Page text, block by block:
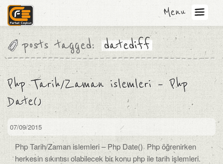
Menu
posts tagged: datediff
Php Tarih/Zaman islemleri – Php
Date()
07/09/2015
Php Tarih/Zaman islemleri – Php Date() Php öğrenirken
herkesin sıkıntısı olabilecek bir konu php ile tarih işlemleri.